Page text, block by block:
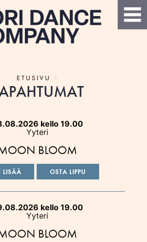
ETUSIVU >
kello 19.00
Yyteri
BLOOM
LISÄÄ OSTA LIPPU
kello 19.00
Yyteri
BLOOM